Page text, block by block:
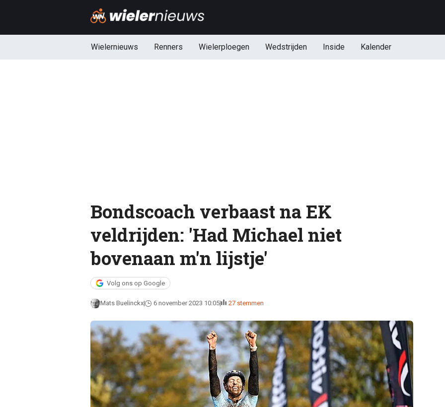
Wielernieuws Renners Wielerploegen Wedstrijden Inside Kalender
Bondscoach verbaast na EK
veldrijden: 'Had Michael niet
bovenaan m'n lijstje'
Volg ons op Google
Mats Buelinckx 6 november 2023 10:05 27 stemmen